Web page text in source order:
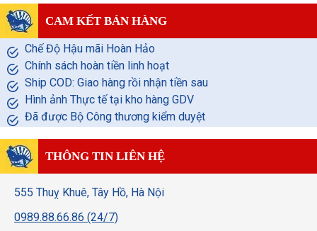
CAM KẾT BÁN HÀNG
Chế Độ Hậu mãi Hoàn Hảo
Chính sách hoàn tiền linh hoạt
Ship COD: Giao hàng rồi nhận tiền sau
Hình ảnh Thực tế tại kho hàng GDV
Đã được Bộ Công thương kiểm duyệt
THÔNG TIN LIÊN HỆ
555 Thuỵ Khuê, Tây Hồ, Hà Nội
0989.88.66.86 (24/7)